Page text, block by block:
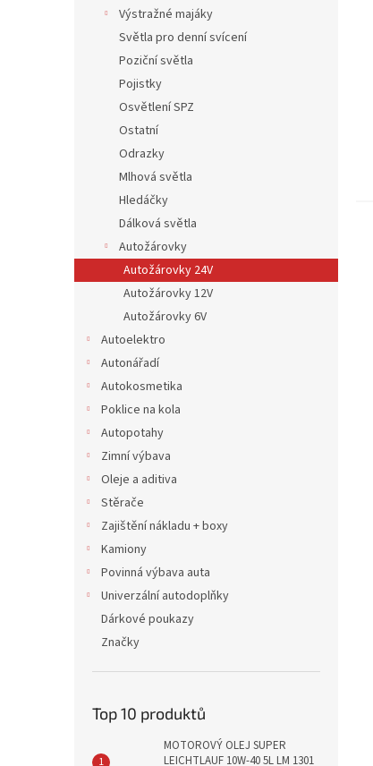
Výstražné majáky
Světla pro denní svícení
Poziční světla
Pojistky
Osvětlení SPZ
Ostatní
Odrazky
Mlhová světla
Hledáčky
Dálková světla
Autožárovky
Autožárovky 24V
Autožárovky 12V
Autožárovky 6V
Autoelektro
Autonářadí
Autokosmetika
Poklice na kola
Autopotahy
Zimní výbava
Oleje a aditiva
Stěrače
Zajištění nákladu + boxy
Kamiony
Povinná výbava auta
Univerzální autodoplňky
Dárkové poukazy
Značky
Top 10 produktů
MOTOROVÝ OLEJ SUPER
LEICHTLAUF 10W-40 5L LM 1301